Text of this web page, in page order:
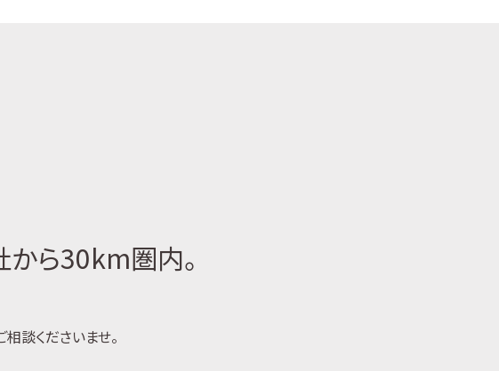
ら30km圏内。
談くださいませ。